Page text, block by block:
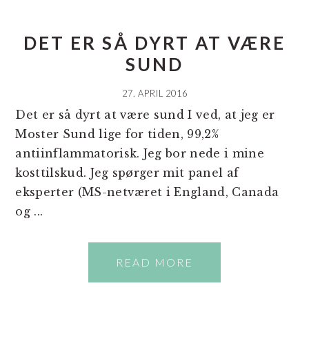
DET ER SÅ DYRT AT VÆRE
SUND
27. APRIL 2016
Det er så dyrt at være sund I ved, at jeg er
Moster Sund lige for tiden, 99,2%
antiinflammatorisk. Jeg bor nede i mine
kosttilskud. Jeg spørger mit panel af
eksperter (MS-netværet i England, Canada
og ...
READ MORE